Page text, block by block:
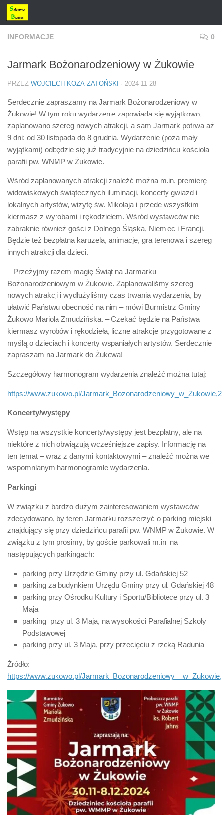
Przejdź do treści
INFORMACJE 0
Jarmark Bożonarodzeniowy w Żukowie
PRZEZ WOJCIECH KOZA-ZATOŃSKI · 2024-11-28
Serdecznie zapraszamy na Jarmark Bożonarodzeniowy w
Żukowie! W tym roku wydarzenie zapowiada się wyjątkowo,
zaplanowano szereg nowych atrakcji, a sam Jarmark potrwa aż
9 dni: od 30 listopada do 8 grudnia. Wydarzenie (poza mały
wyjątkami) odbędzie się już tradycyjnie na dziedzińcu kościoła
parafii pw. WNMP w Żukowie.
Wśród zaplanowanych atrakcji znaleźć można m.in. premierę
widowiskowych świątecznych iluminacji, koncerty gwiazd i
lokalnych artystów, wizytę św. Mikołaja i przede wszystkim
kiermasz z wyrobami i rękodziełem. Wśród wystawców nie
zabraknie również gości z Dolnego Śląska, Niemiec i Francji.
Będzie też bezpłatna karuzela, animacje, gra terenowa i szereg
innych atrakcji dla dzieci.
– Przeżyjmy razem magię Świąt na Jarmarku
Bożonarodzeniowym w Żukowie. Zaplanowaliśmy szereg
nowych atrakcji i wydłużyliśmy czas trwania wydarzenia, by
ułatwić Państwu obecność na nim – mówi Burmistrz Gminy
Żukowo Mariola Zmudzińska. – Czekać będzie na Państwa
kiermasz wyrobów i rękodzieła, liczne atrakcje przygotowane z
myślą o dzieciach i koncerty wspaniałych artystów. Serdecznie
zapraszam na Jarmark do Żukowa!
Szczegółowy harmonogram wydarzenia znaleźć można tutaj:
https://www.zukowo.pl/
Koncerty/występy
Wstęp na wszystkie koncerty/występy jest bezpłatny, ale na
niektóre z nich obwiązują wcześniejsze zapisy. Informację na
ten temat – wraz z danymi kontaktowymi – znaleźć można we
wspomnianym harmonogramie wydarzenia.
Parkingi
W związku z bardzo dużym zainteresowaniem wystawców
zdecydowano, by teren Jarmarku rozszerzyć o parking miejski
znajdujący się przy dziedzińcu parafii pw. WNMP w Żukowie. W
związku z tym prosimy, by goście parkowali m.in. na
następujących parkingach:
parking przy Urzędzie Gminy przy ul. Gdańskiej 52
parking za budynkiem Urzędu Gminy przy ul. Gdańskiej 48
parking przy Ośrodku Kultury i Sportu/Bibliotece przy ul. 3
Maja
parking przy ul. 3 Maja, na wysokości Parafialnej Szkoły
Podstawowej
parking przy ul. 3 Maja, przy przecięciu z rzeką Radunia
Źródło:
https://www.zukowo.pl/